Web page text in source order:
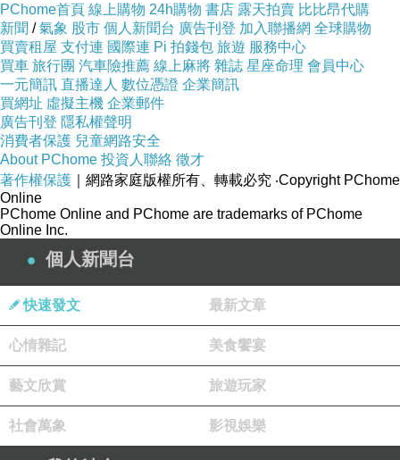
溶月似鏡映滄桑
百年化蝶千年殤
髮如星 借問飛花 何時蘸上
版主回應
好文采～
感激來訪回應～
謝謝 ^^
2008-01-17 20:55:28
看更多回應
PChome首頁 線上購物 24h購物 書店 露天拍賣 比比昂代購
新聞 /氣象 股市 個人新聞台 廣告刊登 加入聯播網 全球購物
買賣租屋 支付連 國際連 Pi 拍錢包 旅遊 服務中心
買車 旅行團 汽車險推薦 線上麻將 雜誌 星座命理 會員中心
一元簡訊 直播達人 數位憑證 企業簡訊
買網址 虛擬主機 企業郵件
廣告刊登 隱私權聲明
消費者保護 兒童網路安全
About PChome 投資人聯絡 徵才
著作權保護 ｜網路家庭版權所有、轉載必究 ‧Copyright PChome
Online
PChome Online and PChome are trademarks of PChome
Online Inc.
個人新聞台
快速發文 最新文章
心情雜記 美食饗宴
藝文欣賞 旅遊玩家
社會萬象 影視娛樂